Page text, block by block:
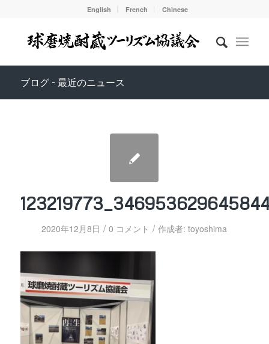
English French Chinese
ブログ - 最近のニュース
2020年12月8日 / 0 コメント / 作成者:toyoshima